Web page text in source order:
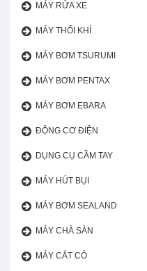
MÁY RỬA XE
MÁY THỔI KHÍ
MÁY BƠM TSURUMI
MÁY BƠM PENTAX
MÁY BƠM EBARA
ĐỘNG CƠ ĐIỆN
DỤNG CỤ CẦM TAY
MÁY HÚT BỤI
MÁY BƠM SEALAND
MÁY CHÀ SÀN
MÁY CẮT CỎ